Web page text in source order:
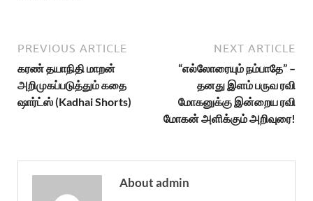
PREVIOUS ARTICLE
கரண் தயாநிதி மாறன்
அறிமுகப்படுத்தும் கதை
ஷார்ட்ஸ் (Kadhai Shorts)
NEXT ARTICLE
“எல்லோரையும் நம்பாதே” –
தனது இளம் பருவ ரவி
மோகனுக்கு இன்றைய ரவி
மோகன் அளிக்கும் அறிவுரை!
About admin